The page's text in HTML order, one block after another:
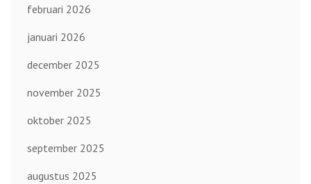
februari 2026
januari 2026
december 2025
november 2025
oktober 2025
september 2025
augustus 2025